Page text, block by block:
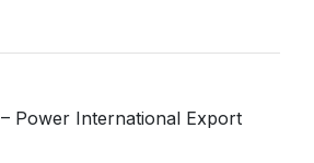
– Power International Export